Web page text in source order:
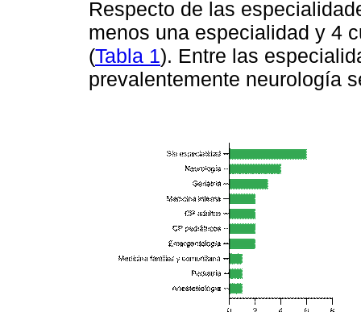
Respecto de las
menos una especialidad y 4
(Tabla 1). Entre las
prevalentemente neurología